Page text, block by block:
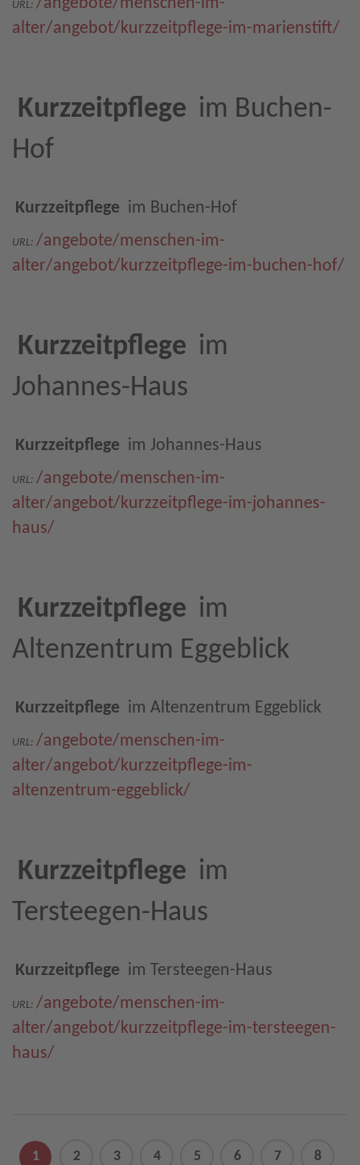
URL:
alter/angebot/kurzzeitpflege-im-marienstift/
Kurzzeitpflege im Buchen-
Hof
Kurzzeitpflege im Buchen-Hof
URL: /angebote/menschen-im-
alter/angebot/kurzzeitpflege-im-buchen-hof/
Kurzzeitpflege im
Johannes-Haus
Kurzzeitpflege im Johannes-Haus
URL: /angebote/menschen-im-
alter/angebot/kurzzeitpflege-im-johannes-
haus/
Kurzzeitpflege im
Altenzentrum Eggeblick
Kurzzeitpflege im Altenzentrum Eggeblick
URL: /angebote/menschen-im-
alter/angebot/kurzzeitpflege-im-
altenzentrum-eggeblick/
Kurzzeitpflege im
Tersteegen-Haus
Kurzzeitpflege im Tersteegen-Haus
URL: /angebote/menschen-im-
alter/angebot/kurzzeitpflege-im-tersteegen-
haus/
1 2 3 4 5 6 7 8